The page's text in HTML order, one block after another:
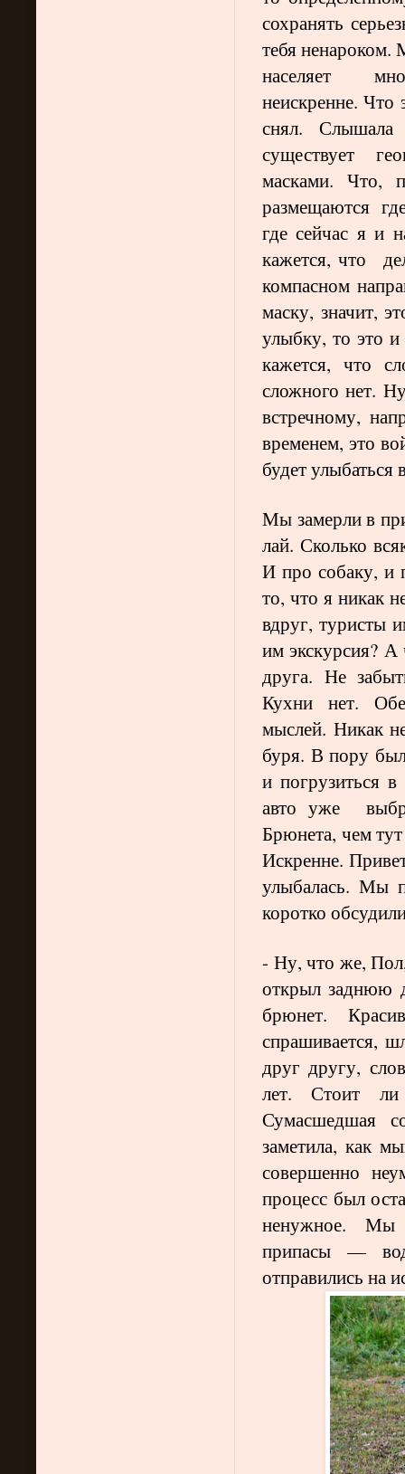
сохранять
тебя
населяет
неискренне.
снял.
существует
масками. Что,
размещаются
где сейчас я и
кажется, что
компасном
маску, значит,
улыбку, то это
кажется, что
сложного нет.
встречному,
временем, это
будет улыбаться
Мы замерли в
лай. Сколько
И про собаку, и
то, что я никак
вдруг, туристы
им экскурсия?
друга. Не
Кухни нет.
мыслей. Никак
буря. В пору
и погрузиться
авто уже
Брюнета, чем
Искренне.
улыбалась. Мы
коротко
- Ну, что же,
открыл заднюю
брюнет.
спрашивается,
друг другу,
лет. Стоит
Сумасшедшая
заметила, как
совершенно
процесс был
ненужное. Мы
припасы —
отправились на